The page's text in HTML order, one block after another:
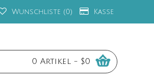
Wunschliste (0) Kasse
0 Artikel - $0